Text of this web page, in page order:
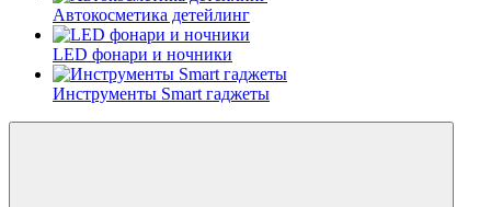
Автокосметика детейлинг
LED фонари и ночники
Инструменты Smart гаджеты